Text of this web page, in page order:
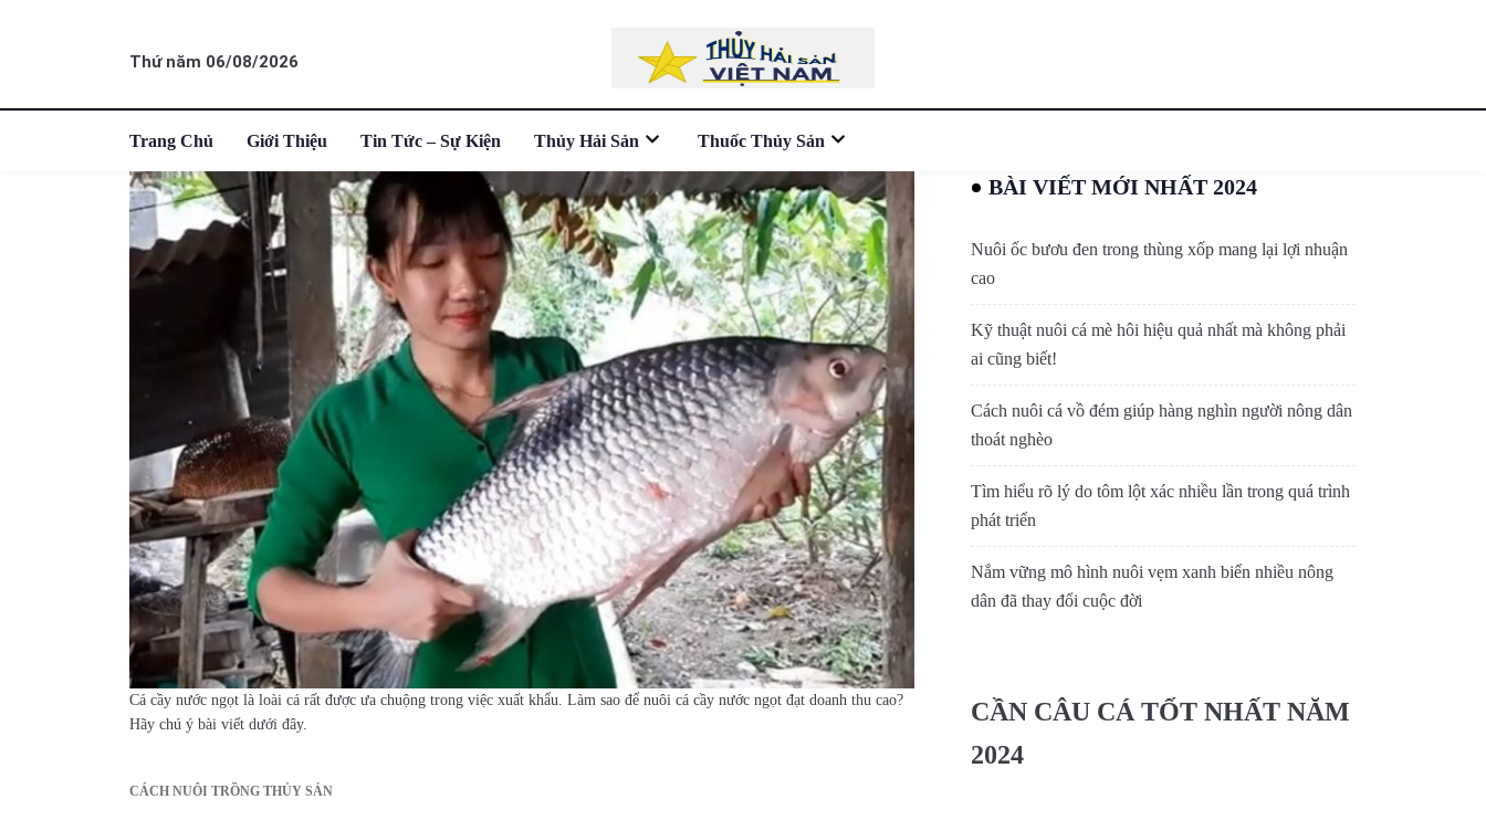
Thứ năm 06/08/2026
Trang Chủ Giới Thiệu Tin Tức – Sự Kiện Thủy Hải Sản Thuốc Thủy Sản
Cá cầy nước ngọt là loài cá rất được ưa chuộng trong việc xuất khẩu. Làm sao để nuôi cá cầy nước ngọt đạt doanh thu cao?
Hãy chú ý bài viết dưới đây.
CÁCH NUÔI TRỒNG THỦY SẢN
BÀI VIẾT MỚI NHẤT 2024
Nuôi ốc bươu đen trong thùng xốp mang lại lợi nhuận
cao
Kỹ thuật nuôi cá mè hôi hiệu quả nhất mà không phải
ai cũng biết!
Cách nuôi cá vồ đém giúp hàng nghìn người nông dân
thoát nghèo
Tìm hiểu rõ lý do tôm lột xác nhiều lần trong quá trình
phát triển
Nắm vững mô hình nuôi vẹm xanh biển nhiều nông
dân đã thay đổi cuộc đời
CẦN CÂU CÁ TỐT NHẤT NĂM
2024